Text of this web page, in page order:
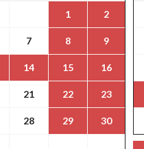
1 2
7 8 9
14 15 16
21 22 23
28 29 30